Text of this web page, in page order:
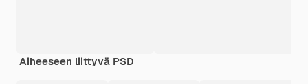
Aiheeseen liittyvä PSD